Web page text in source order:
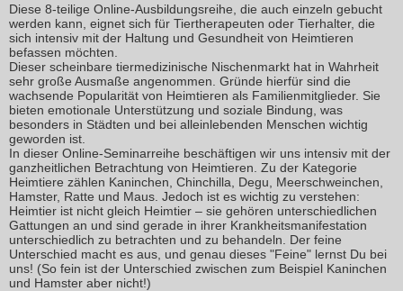
Diese 8-teilige Online-Ausbildungsreihe, die auch einzeln gebucht
werden kann, eignet sich für Tiertherapeuten oder Tierhalter, die
sich intensiv mit der Haltung und Gesundheit von Heimtieren
befassen möchten.
Dieser scheinbare tiermedizinische Nischenmarkt hat in Wahrheit
sehr große Ausmaße angenommen. Gründe hierfür sind die
wachsende Popularität von Heimtieren als Familienmitglieder. Sie
bieten emotionale Unterstützung und soziale Bindung, was
besonders in Städten und bei alleinlebenden Menschen wichtig
geworden ist.
In dieser Online-Seminarreihe beschäftigen wir uns intensiv mit der
ganzheitlichen Betrachtung von Heimtieren. Zu der Kategorie
Heimtiere zählen Kaninchen, Chinchilla, Degu, Meerschweinchen,
Hamster, Ratte und Maus. Jedoch ist es wichtig zu verstehen:
Heimtier ist nicht gleich Heimtier – sie gehören unterschiedlichen
Gattungen an und sind gerade in ihrer Krankheitsmanifestation
unterschiedlich zu betrachten und zu behandeln. Der feine
Unterschied macht es aus, und genau dieses "Feine" lernst Du bei
uns! (So fein ist der Unterschied zwischen zum Beispiel Kaninchen
und Hamster aber nicht!)